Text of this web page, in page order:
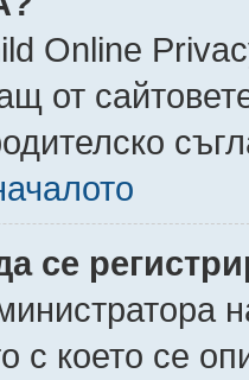
Online
от
се
с което се